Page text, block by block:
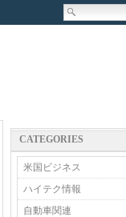
CATEGORIES
米国ビジネス
ハイテク情報
自動車関連